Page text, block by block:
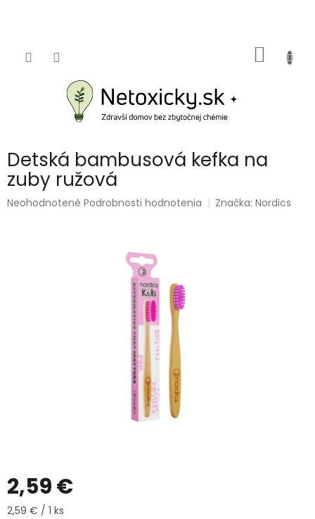
KOŠÍK
Detská bambusová kefka na
zuby ružová
Priemerné
Neohodnotené Podrobnosti hodnotenia Značka:Nordics
2,59 €
Jednotková
2,59 € / 1 ks